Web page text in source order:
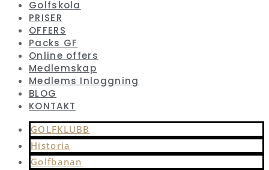
Golfskola
PRISER
OFFERS
Packs GF
Online offers
Medlemskap
Medlems Inloggning
BLOG
KONTAKT
GOLFKLUBB
Historia
Golfbanan